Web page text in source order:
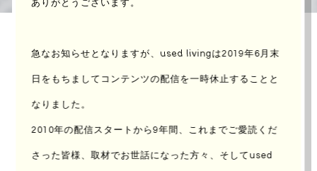
ありがとうございます。
急なお知らせとなりますが、used livingは2019年6月末
日をもちまして コンテンツの配信を一時休止することと
なりました。
2010年の配信スタートから9年間、これまでご愛読くだ
さった皆様、取材でお世話になった方々、 そしてused
コミマサ・シネノート | 田中小実
UPDATE : 2014/Jul/05